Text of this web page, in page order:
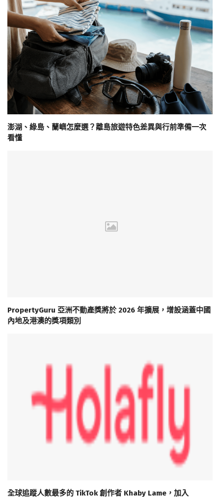
澎湖、綠島、蘭嶼怎麼選？離島旅遊特色差異與行前準備一次
看懂
PropertyGuru 亞洲不動產獎將於 2026 年擴展，增設涵蓋中國
內地及港澳的獎項類別
全球追蹤人數最多的 TikTok 創作者 Khaby Lame，加入